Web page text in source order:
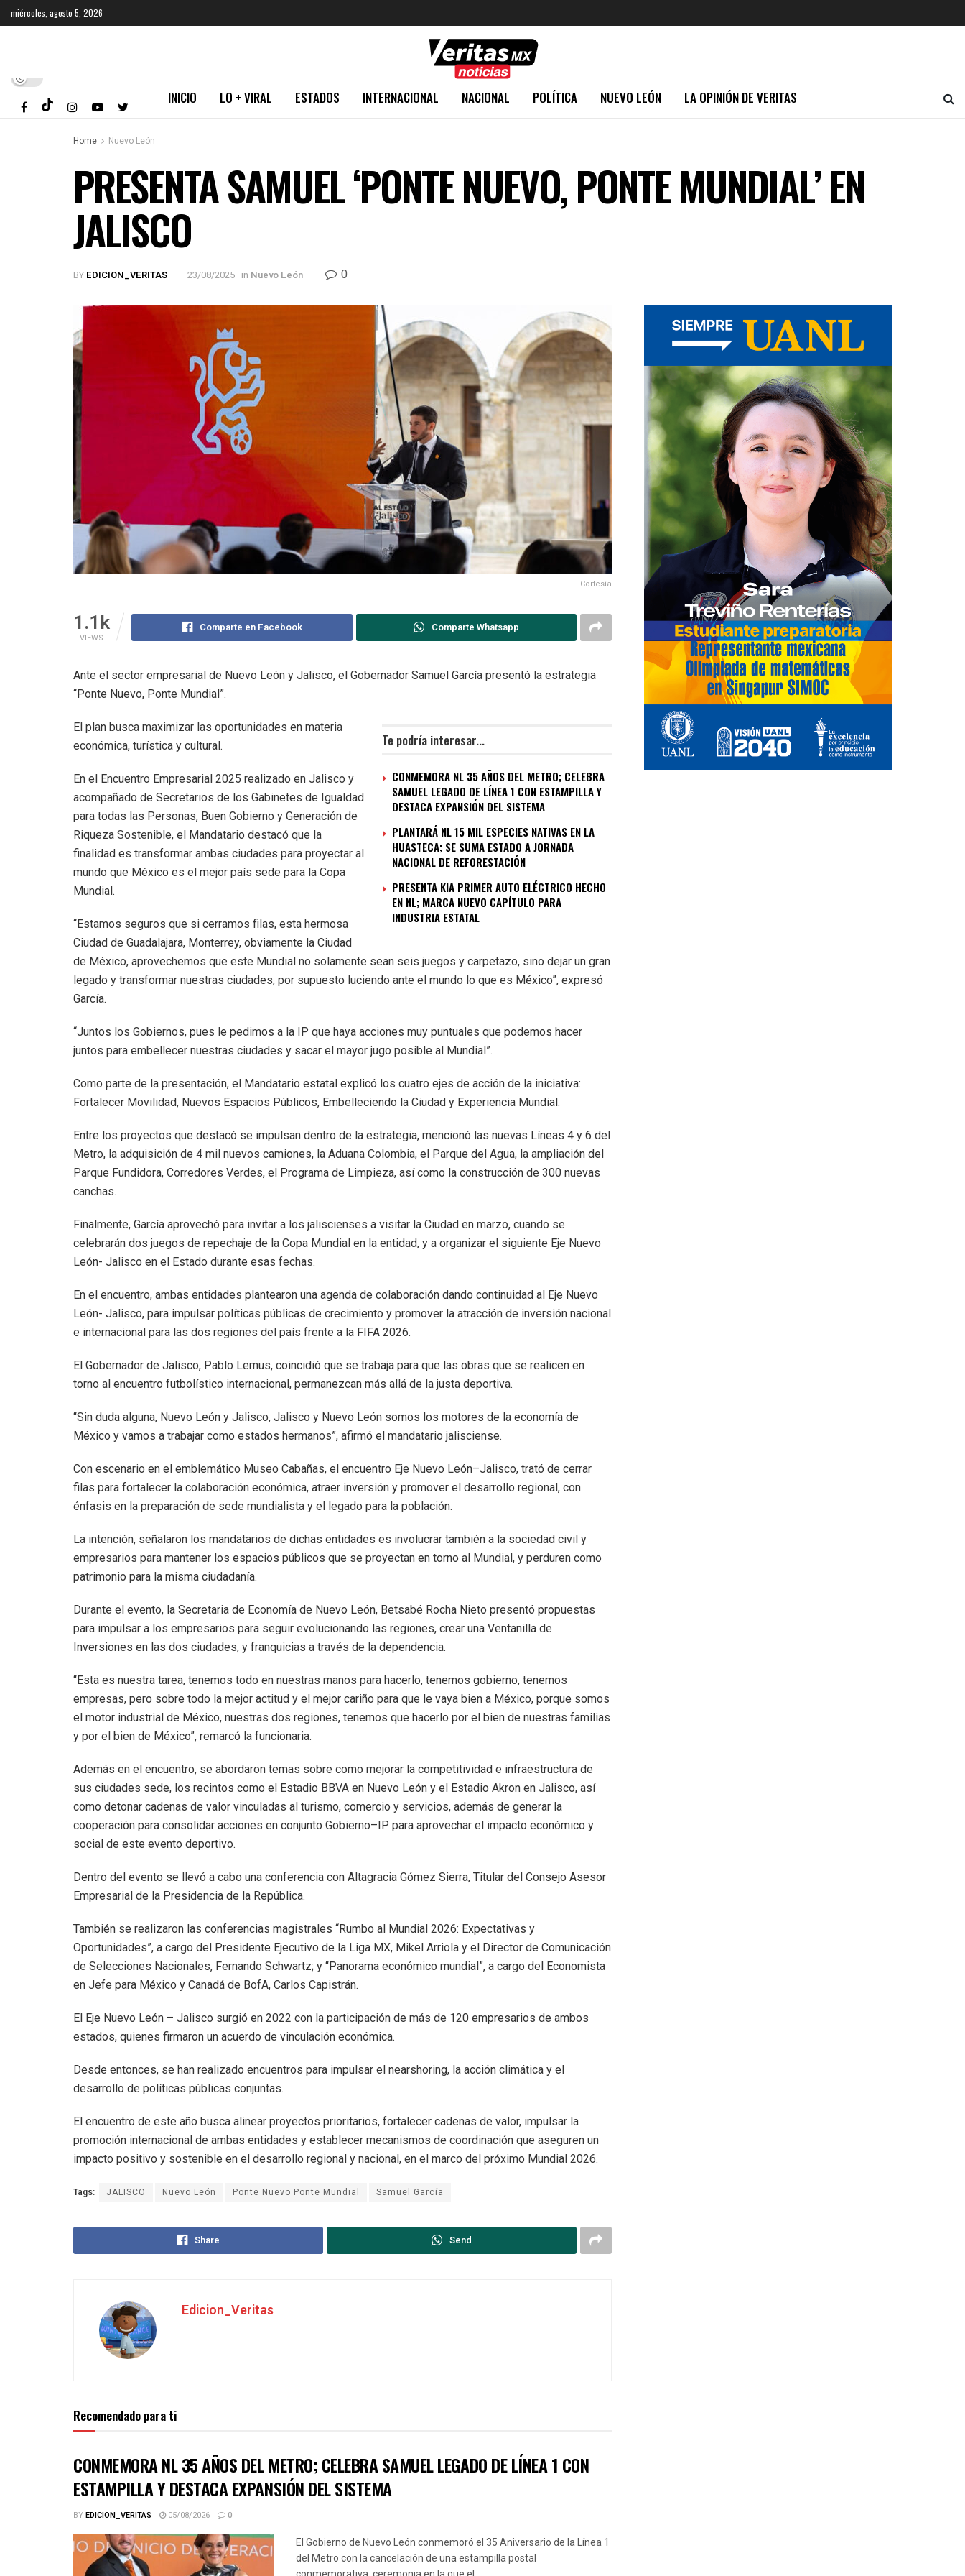
miércoles, agosto 5, 2026
INICIO LO + VIRAL ESTADOS INTERNACIONAL NACIONAL POLÍTICA NUEVO LEÓN LA OPINIÓN DE VERITAS
Home Nuevo León
PRESENTA SAMUEL ‘PONTE NUEVO, PONTE MUNDIAL’ EN
JALISCO
BY EDICION_VERITAS 23/08/2025 in Nuevo León 0
Cortesía
1.1k
VIEWS
Comparte en Facebook Comparte Whatsapp
Ante el sector empresarial de Nuevo León y Jalisco, el Gobernador Samuel García presentó la estrategia
“Ponte Nuevo, Ponte Mundial”.
Te podría interesar...
CONMEMORA NL 35 AÑOS DEL METRO; CELEBRA
SAMUEL LEGADO DE LÍNEA 1 CON ESTAMPILLA Y
DESTACA EXPANSIÓN DEL SISTEMA
PLANTARÁ NL 15 MIL ESPECIES NATIVAS EN LA
HUASTECA; SE SUMA ESTADO A JORNADA
NACIONAL DE REFORESTACIÓN
PRESENTA KIA PRIMER AUTO ELÉCTRICO HECHO
EN NL; MARCA NUEVO CAPÍTULO PARA
INDUSTRIA ESTATAL
El plan busca maximizar las oportunidades en materia
económica, turística y cultural.
En el Encuentro Empresarial 2025 realizado en Jalisco y
acompañado de Secretarios de los Gabinetes de Igualdad
para todas las Personas, Buen Gobierno y Generación de
Riqueza Sostenible, el Mandatario destacó que la
finalidad es transformar ambas ciudades para proyectar al
mundo que México es el mejor país sede para la Copa
Mundial.
“Estamos seguros que si cerramos filas, esta hermosa
Ciudad de Guadalajara, Monterrey, obviamente la Ciudad
de México, aprovechemos que este Mundial no solamente sean seis juegos y carpetazo, sino dejar un gran
legado y transformar nuestras ciudades, por supuesto luciendo ante el mundo lo que es México”, expresó
García.
“Juntos los Gobiernos, pues le pedimos a la IP que haya acciones muy puntuales que podemos hacer
juntos para embellecer nuestras ciudades y sacar el mayor jugo posible al Mundial”.
Como parte de la presentación, el Mandatario estatal explicó los cuatro ejes de acción de la iniciativa:
Fortalecer Movilidad, Nuevos Espacios Públicos, Embelleciendo la Ciudad y Experiencia Mundial.
Entre los proyectos que destacó se impulsan dentro de la estrategia, mencionó las nuevas Líneas 4 y 6 del
Metro, la adquisición de 4 mil nuevos camiones, la Aduana Colombia, el Parque del Agua, la ampliación del
Parque Fundidora, Corredores Verdes, el Programa de Limpieza, así como la construcción de 300 nuevas
canchas.
Finalmente, García aprovechó para invitar a los jaliscienses a visitar la Ciudad en marzo, cuando se
celebrarán dos juegos de repechaje de la Copa Mundial en la entidad, y a organizar el siguiente Eje Nuevo
León- Jalisco en el Estado durante esas fechas.
En el encuentro, ambas entidades plantearon una agenda de colaboración dando continuidad al Eje Nuevo
León- Jalisco, para impulsar políticas públicas de crecimiento y promover la atracción de inversión nacional
e internacional para las dos regiones del país frente a la FIFA 2026.
El Gobernador de Jalisco, Pablo Lemus, coincidió que se trabaja para que las obras que se realicen en
torno al encuentro futbolístico internacional, permanezcan más allá de la justa deportiva.
“Sin duda alguna, Nuevo León y Jalisco, Jalisco y Nuevo León somos los motores de la economía de
México y vamos a trabajar como estados hermanos”, afirmó el mandatario jalisciense.
Con escenario en el emblemático Museo Cabañas, el encuentro Eje Nuevo León–Jalisco, trató de cerrar
filas para fortalecer la colaboración económica, atraer inversión y promover el desarrollo regional, con
énfasis en la preparación de sede mundialista y el legado para la población.
La intención, señalaron los mandatarios de dichas entidades es involucrar también a la sociedad civil y
empresarios para mantener los espacios públicos que se proyectan en torno al Mundial, y perduren como
patrimonio para la misma ciudadanía.
Durante el evento, la Secretaria de Economía de Nuevo León, Betsabé Rocha Nieto presentó propuestas
para impulsar a los empresarios para seguir evolucionando las regiones, crear una Ventanilla de
Inversiones en las dos ciudades, y franquicias a través de la dependencia.
“Esta es nuestra tarea, tenemos todo en nuestras manos para hacerlo, tenemos gobierno, tenemos
empresas, pero sobre todo la mejor actitud y el mejor cariño para que le vaya bien a México, porque somos
el motor industrial de México, nuestras dos regiones, tenemos que hacerlo por el bien de nuestras familias
y por el bien de México”, remarcó la funcionaria.
Además en el encuentro, se abordaron temas sobre como mejorar la competitividad e infraestructura de
sus ciudades sede, los recintos como el Estadio BBVA en Nuevo León y el Estadio Akron en Jalisco, así
como detonar cadenas de valor vinculadas al turismo, comercio y servicios, además de generar la
cooperación para consolidar acciones en conjunto Gobierno–IP para aprovechar el impacto económico y
social de este evento deportivo.
Dentro del evento se llevó a cabo una conferencia con Altagracia Gómez Sierra, Titular del Consejo Asesor
Empresarial de la Presidencia de la República.
También se realizaron las conferencias magistrales “Rumbo al Mundial 2026: Expectativas y
Oportunidades”, a cargo del Presidente Ejecutivo de la Liga MX, Mikel Arriola y el Director de Comunicación
de Selecciones Nacionales, Fernando Schwartz; y “Panorama económico mundial”, a cargo del Economista
en Jefe para México y Canadá de BofA, Carlos Capistrán.
El Eje Nuevo León – Jalisco surgió en 2022 con la participación de más de 120 empresarios de ambos
estados, quienes firmaron un acuerdo de vinculación económica.
Desde entonces, se han realizado encuentros para impulsar el nearshoring, la acción climática y el
desarrollo de políticas públicas conjuntas.
El encuentro de este año busca alinear proyectos prioritarios, fortalecer cadenas de valor, impulsar la
promoción internacional de ambas entidades y establecer mecanismos de coordinación que aseguren un
impacto positivo y sostenible en el desarrollo regional y nacional, en el marco del próximo Mundial 2026.
Tags: JALISCO Nuevo León Ponte Nuevo Ponte Mundial Samuel García
Share Send
Edicion_Veritas
Recomendado para ti
CONMEMORA NL 35 AÑOS DEL METRO; CELEBRA SAMUEL LEGADO DE LÍNEA 1 CON
ESTAMPILLA Y DESTACA EXPANSIÓN DEL SISTEMA
BYEDICION_VERITAS 05/08/2026 0
El Gobierno de Nuevo León conmemoró el 35 Aniversario de la Línea 1
del Metro con la cancelación de una estampilla postal